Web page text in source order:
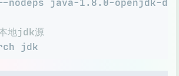
nodeps java-1.8.0-openjdk-
地jdk源
jdk